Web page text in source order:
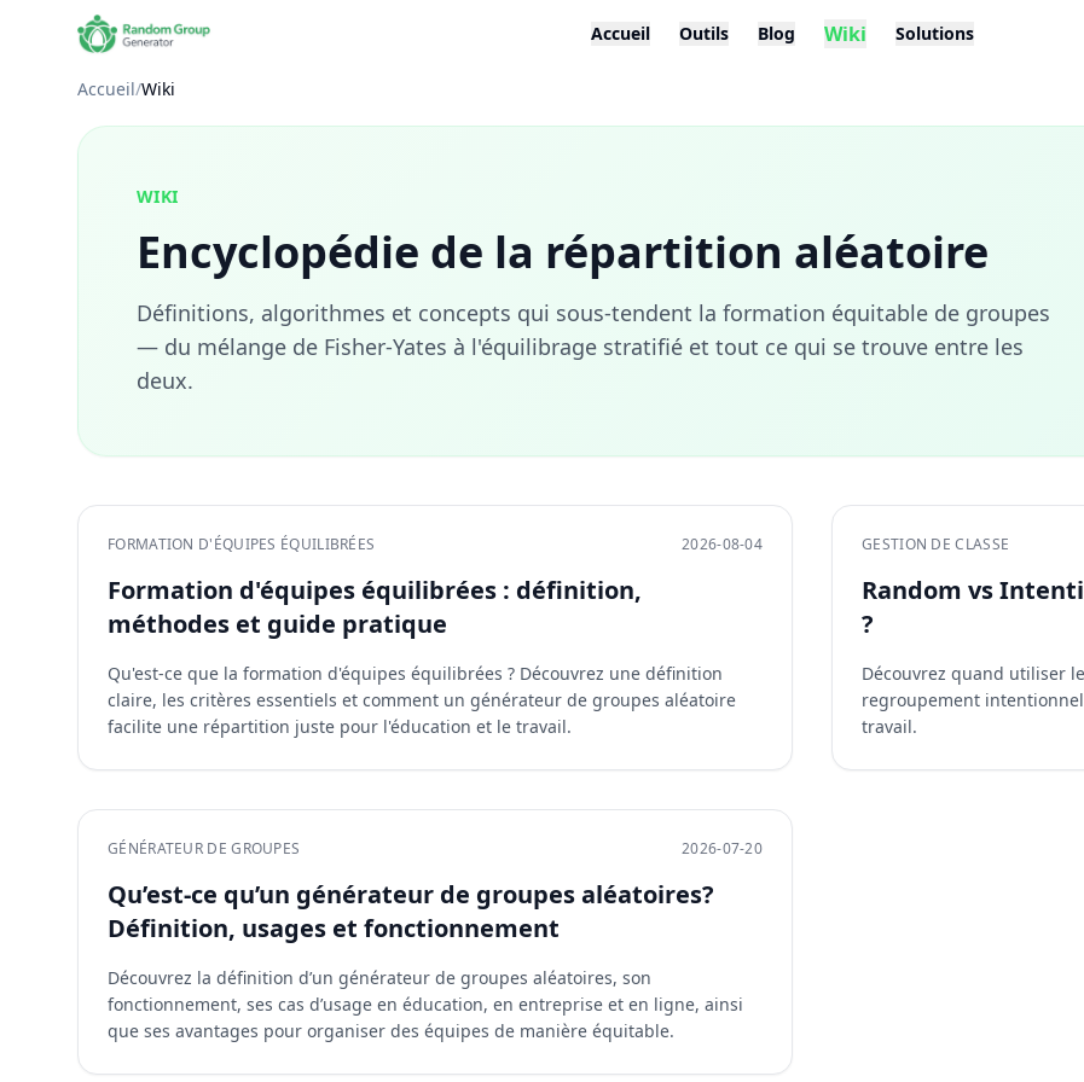
Accueil Outils Blog Wiki Solutions
Accueil/Wiki
WIKI
Encyclopédie de la répartition aléatoire
Définitions, algorithmes et concepts qui sous-tendent la formation équitable de groupes
— du mélange de Fisher-Yates à l'équilibrage stratifié et tout ce qui se trouve entre les
deux.
FORMATION D'ÉQUIPES ÉQUILIBRÉES 2026-08-04
Formation d'équipes équilibrées : définition,
méthodes et guide pratique
Qu'est-ce que la formation d'équipes équilibrées ? Découvrez une définition
claire, les critères essentiels et comment un générateur de groupes aléatoire
facilite une répartition juste pour l'éducation et le travail.
GESTION DE CLASSE
Random vs
?
Découvrez quand utiliser
regroupement
travail.
GÉNÉRATEUR DE GROUPES 2026-07-20
Qu’est-ce qu’un générateur de groupes aléatoires?
Définition, usages et fonctionnement
Découvrez la définition d’un générateur de groupes aléatoires, son
fonctionnement, ses cas d’usage en éducation, en entreprise et en ligne, ainsi
que ses avantages pour organiser des équipes de manière équitable.